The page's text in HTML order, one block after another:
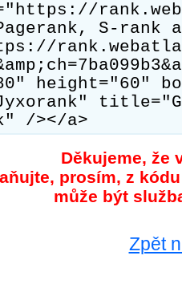
S-rank
height="60"
/></a>
Děkujeme, že
prosím, z
může být
Zpět